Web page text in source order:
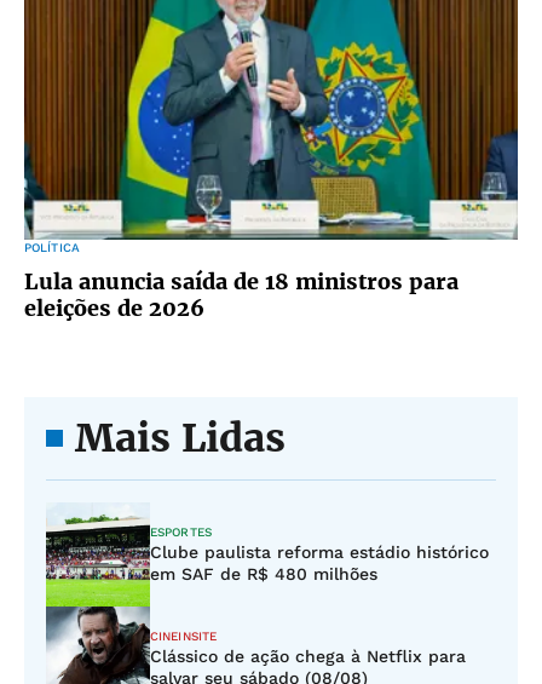
POLÍTICA
Lula anuncia saída de 18 ministros para
eleições de 2026
Mais Lidas
ESPORTES
Clube paulista reforma estádio histórico
em SAF de R$ 480 milhões
CINEINSITE
Clássico de ação chega à Netflix para
salvar seu sábado (08/08)